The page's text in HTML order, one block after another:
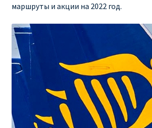
RYANAIR ИТАЛИЯ
RYANAIR КУПИТЬ БИЛЕТЫ ENGLISH
Ryanair направления, акции
Ryanair онлайн регистрация
маршруты и акции на 2022 год.